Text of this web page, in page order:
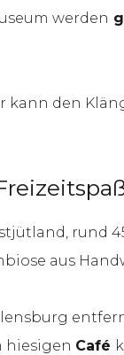
werden
den
rund
aus
hiesigen Café